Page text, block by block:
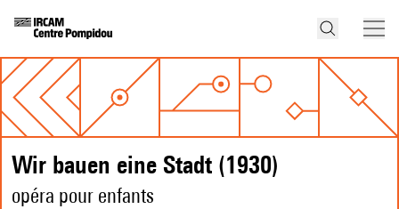
Wir bauen eine Stadt (1930)
opéra pour enfants